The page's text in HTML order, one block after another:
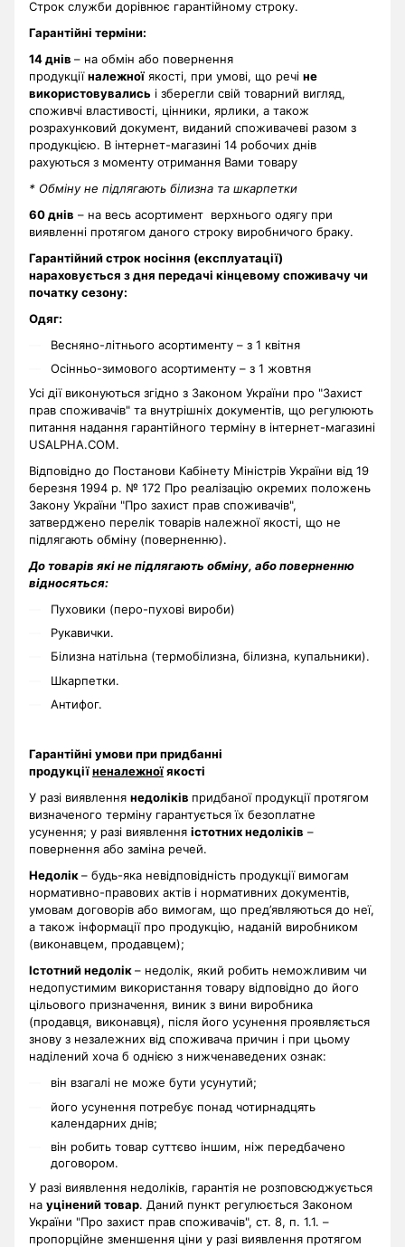
Строк служби дорівнює гарантійному строку.
Гарантійні терміни:
14 днів – на обмін або повернення
продукціїналежної якості, при умові, що речі не
використовувались і зберегли свій товарний вигляд,
споживчі властивості, цінники, ярлики, а також
розрахунковий документ, виданий споживачеві разом з
продукцією. В інтернет-магазині 14 робочих днів
рахуються з моменту отримання Вами товару
* Обміну не підлягають білизна та шкарпетки
60 днів – на весь асортимент верхнього одягу при
виявленні протягом даного строку виробничого браку.
Гарантійний строк носіння (експлуатації)
нараховується з дня передачі кінцевому споживачу чи
початку сезону:
Одяг:
Весняно-літнього асортименту – з 1 квітня
Осінньо-зимового асортименту – з 1 жовтня
Усі дії виконуються згідно з Законом України про "Захист
прав споживачів" та внутрішніх документів, що регулюють
питання надання гарантійного терміну в інтернет-магазині
USALPHA.COM.
Відповідно до Постанови Кабінету Міністрів України від 19
березня 1994 р. № 172 Про реалізацію окремих положень
Закону України "Про захист прав споживачів",
затверджено перелік товарів належної якості, що не
підлягають обміну (поверненню).
До товарів які не підлягають обміну, або поверненню
відносяться:
Пуховики (перо-пухові вироби)
Рукавички.
Білизна натільна (термобілизна, білизна, купальники).
Шкарпетки.
Антифог.
Гарантійні умови при придбанні
продукціїненалежноїякості
У разі виявлення недоліків придбаної продукції протягом
визначеного терміну гарантується їх безоплатне
усунення; у разі виявлення істотних недоліків –
повернення або заміна речей.
Недолік– будь-яка невідповідність продукції вимогам
нормативно-правових актів і нормативних документів,
умовам договорів або вимогам, що пред’являються до неї,
а також інформації про продукцію, наданій виробником
(виконавцем, продавцем);
Істотний недолік– недолік, який робить неможливим чи
недопустимим використання товару відповідно до його
цільового призначення, виник з вини виробника
(продавця, виконавця), після його усунення проявляється
знову з незалежних від споживача причин і при цьому
наділений хоча б однією з нижченаведених ознак:
він взагалі не може бути усунутий;
його усунення потребує понад чотирнадцять
календарних днів;
він робить товар суттєво іншим, ніж передбачено
договором.
У разі виявлення недоліків, гарантія не розповсюджується
на уцінений товар. Даний пункт регулюється Законом
України "Про захист прав споживачів", ст. 8, п. 1.1. –
пропорційне зменшення ціни у разі виявлення протягом